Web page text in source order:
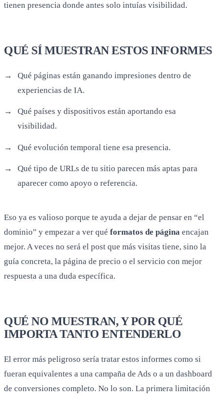
tienen presencia donde antes solo intuías visibilidad.
QUÉ SÍ MUESTRAN ESTOS INFORMES
Qué páginas están ganando impresiones dentro de
experiencias de IA.
Qué países y dispositivos están aportando esa
visibilidad.
Qué evolución temporal tiene esa presencia.
Qué tipo de URLs de tu sitio parecen más aptas para
aparecer como apoyo o referencia.
Eso ya es valioso porque te ayuda a dejar de pensar en “el
dominio” y empezar a ver qué formatos de página encajan
mejor. A veces no será el post que más visitas tiene, sino la
guía concreta, la página de precio o el servicio con mejor
respuesta a una duda específica.
QUÉ NO MUESTRAN, Y POR QUÉ
IMPORTA TANTO ENTENDERLO
El error más peligroso sería tratar estos informes como si
fueran equivalentes a una campaña de Ads o a un dashboard
de conversiones completo. No lo son. La primera limitación